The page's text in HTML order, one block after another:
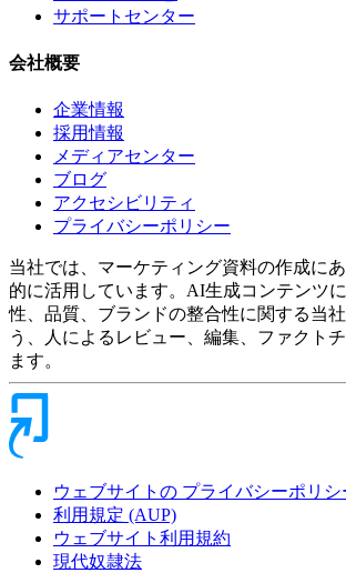
サポートセンター
会社概要
企業情報
採用情報
メディアセンター
ブログ
アクセシビリティ
プライバシーポリシー
当社では、マーケティング資料の作成に
的に活用しています。AI生成コンテンツ
性、品質、ブランドの整合性に関する当
う、人によるレビュー、編集、ファクト
ます。
ウェブサイトの プライバシーポリシ
利用規定 (AUP)
ウェブサイト利用規約
現代奴隷法